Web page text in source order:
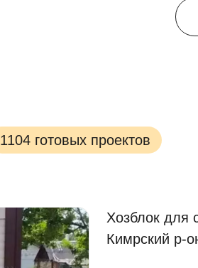
1104 готовых проектов
Хозблок для
Кимрский р-